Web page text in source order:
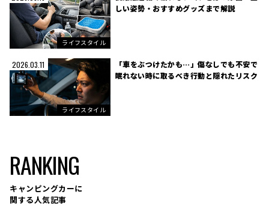
ライフスタイル
しい姿勢・おすすめグッズまで解説
2026.03.11
ライフスタイル
「車をぶつけたかも…」傷なしでも不安で
眠れない時に取るべき行動と隠れたリスク
RANKING
キャンピングカーに
関する人気記事